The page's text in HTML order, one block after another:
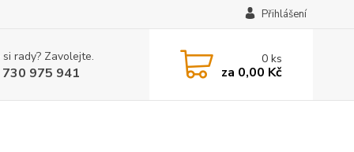
Přihlášení
rady? Zavolejte.
975 941
0ks
za 0,00 Kč